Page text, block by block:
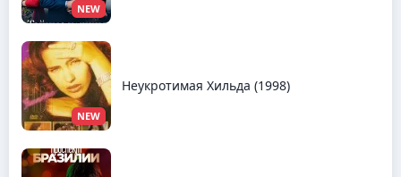
NEW
NEW
Неукротимая Хильда (1998)